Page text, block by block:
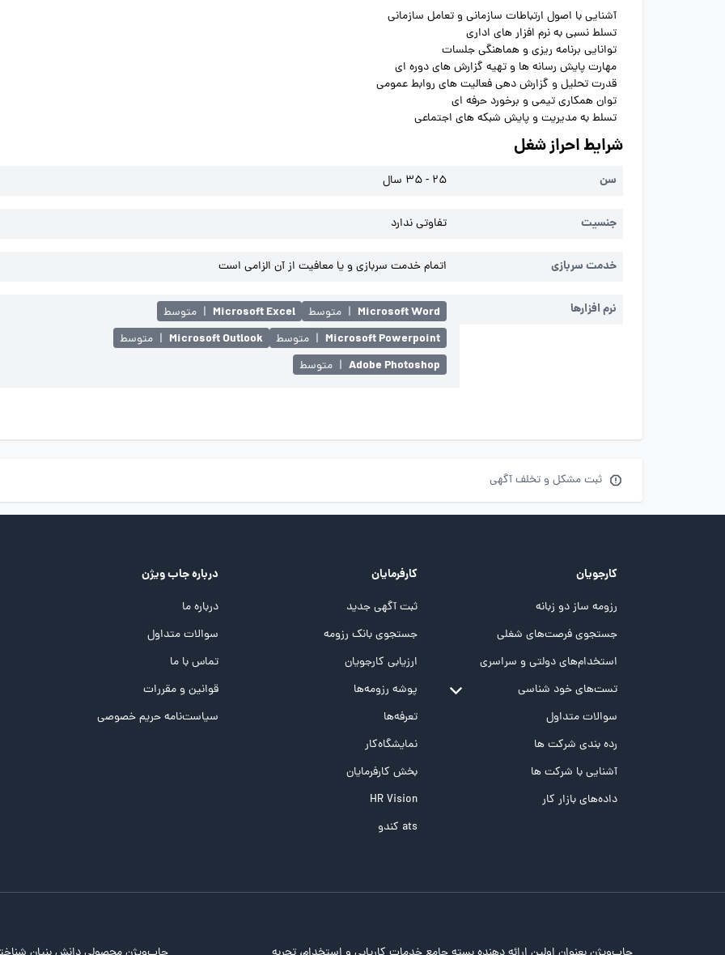
آشنایی با اصول ارتباطات سازمانی و تعامل سازمانی
تسلط نسبی به نرم افزار های اداری
توانایی برنامه ریزی و هماهنگی جلسات
مهارت پایش رسانه ها و تهیه گزارش های دوره ای
قدرت تحلیل و گزارش دهی فعالیت های روابط عمومی
توان همکاری تیمی و برخورد حرفه ای
تسلط به مدیریت و پایش شبکه های اجتماعی
شرایط احراز شغل
سن 25 - 35 سال
جنسیت تفاوتی ندارد
خدمت سربازی اتمام خدمت سربازی و یا معافیت از آن الزامی است
نرم افزارها Microsoft Word
| متوسط Microsoft Excel
| متوسط
Microsoft Powerpoint
| متوسط Microsoft Outlook
| متوسط
Adobe Photoshop
| متوسط
ثبت مشکل و تخلف آگهی
کارجویان
رزومه ساز دو زبانه
جستجوی فرصت‌های شغلی
استخدام‌های دولتی و سراسری
تست‌های خود شناسی
تست MBTI
تست تیپ سنجی شغلی Holland
تست NEO
تست هوش های چندگانه
سوالات متداول
رده بندی شرکت ها
آشنایی با شرکت ها
داده‌های بازار کار
کارفرمایان
ثبت آگهی جدید
جستجوی بانک رزومه
ارزیابی کارجویان
پوشه‌‌ رزومه‌ها
تعرفه‌ها
نمایشگاه‌کار
بخش کارفرمایان
HR Vision
ats کندو
درباره جاب ویژن
درباره ما
سوالات متداول
تماس با ما
قوانین و مقررات
سیاست‌نامه حریم خصوصی